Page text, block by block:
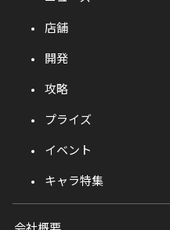
店舗
開発
攻略
プライズ
イベント
キャラ特集